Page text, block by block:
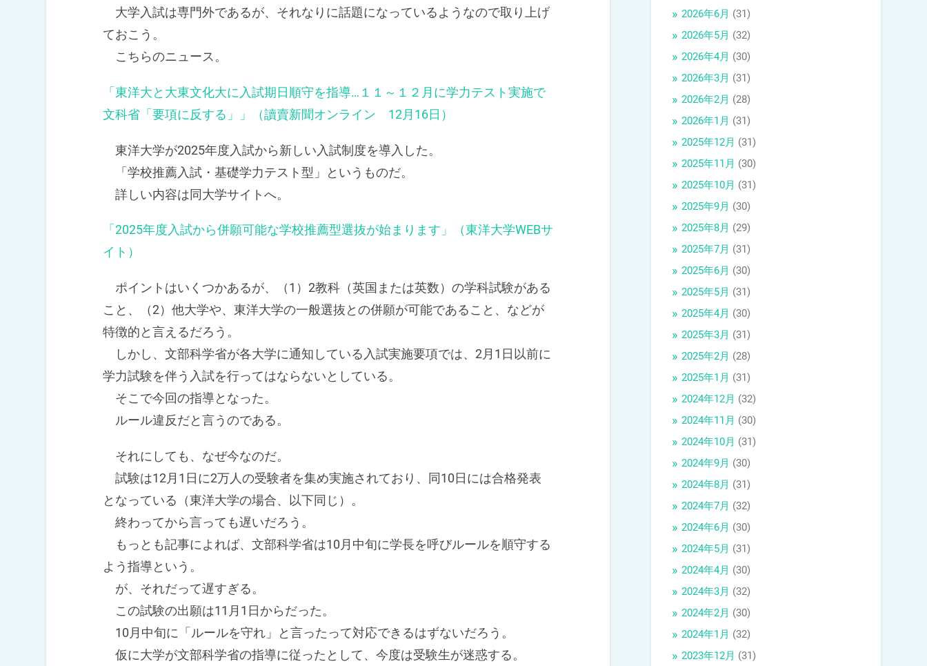
大学入試は専門外であるが、それなりに話題になっているようなので取り上げ
ておこう。
こちらのニュース。
「東洋大と大東文化大に入試期日順守を指導…１１～１２月に学力テスト実施で
文科省「要項に反する」」（讀賣新聞オンライン 12月16日）
東洋大学が2025年度入試から新しい入試制度を導入した。
「学校推薦入試・基礎学力テスト型」というものだ。
詳しい内容は同大学サイトへ。
「2025年度入試から併願可能な学校推薦型選抜が始まります」（東洋大学WEBサ
イト）
ポイントはいくつかあるが、（1）2教科（英国または英数）の学科試験がある
こと、（2）他大学や、東洋大学の一般選抜との併願が可能であること、などが
特徴的と言えるだろう。
しかし、文部科学省が各大学に通知している入試実施要項では、2月1日以前に
学力試験を伴う入試を行ってはならないとしている。
そこで今回の指導となった。
ルール違反だと言うのである。
それにしても、なぜ今なのだ。
試験は12月1日に2万人の受験者を集め実施されており、同10日には合格発表
となっている（東洋大学の場合、以下同じ）。
終わってから言っても遅いだろう。
もっとも記事によれば、文部科学省は10月中旬に学長を呼びルールを順守する
よう指導という。
が、それだって遅すぎる。
この試験の出願は11月1日からだった。
10月中旬に「ルールを守れ」と言ったって対応できるはずないだろう。
仮に大学が文部科学省の指導に従ったとして、今度は受験生が迷惑する。
2026年6月 (31)
2026年5月 (32)
2026年4月 (30)
2026年3月 (31)
2026年2月 (28)
2026年1月 (31)
2025年12月 (31)
2025年11月 (30)
2025年10月 (31)
2025年9月 (30)
2025年8月 (29)
2025年7月 (31)
2025年6月 (30)
2025年5月 (31)
2025年4月 (30)
2025年3月 (31)
2025年2月 (28)
2025年1月 (31)
2024年12月 (32)
2024年11月 (30)
2024年10月 (31)
2024年9月 (30)
2024年8月 (31)
2024年7月 (32)
2024年6月 (30)
2024年5月 (31)
2024年4月 (30)
2024年3月 (32)
2024年2月 (30)
2024年1月 (32)
2023年12月 (31)